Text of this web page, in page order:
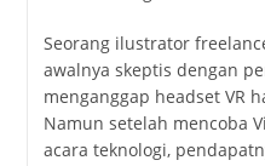
Seorang ilustrator
awalnya skeptis dengan
menganggap headset VR
Namun setelah mencoba
acara teknologi,